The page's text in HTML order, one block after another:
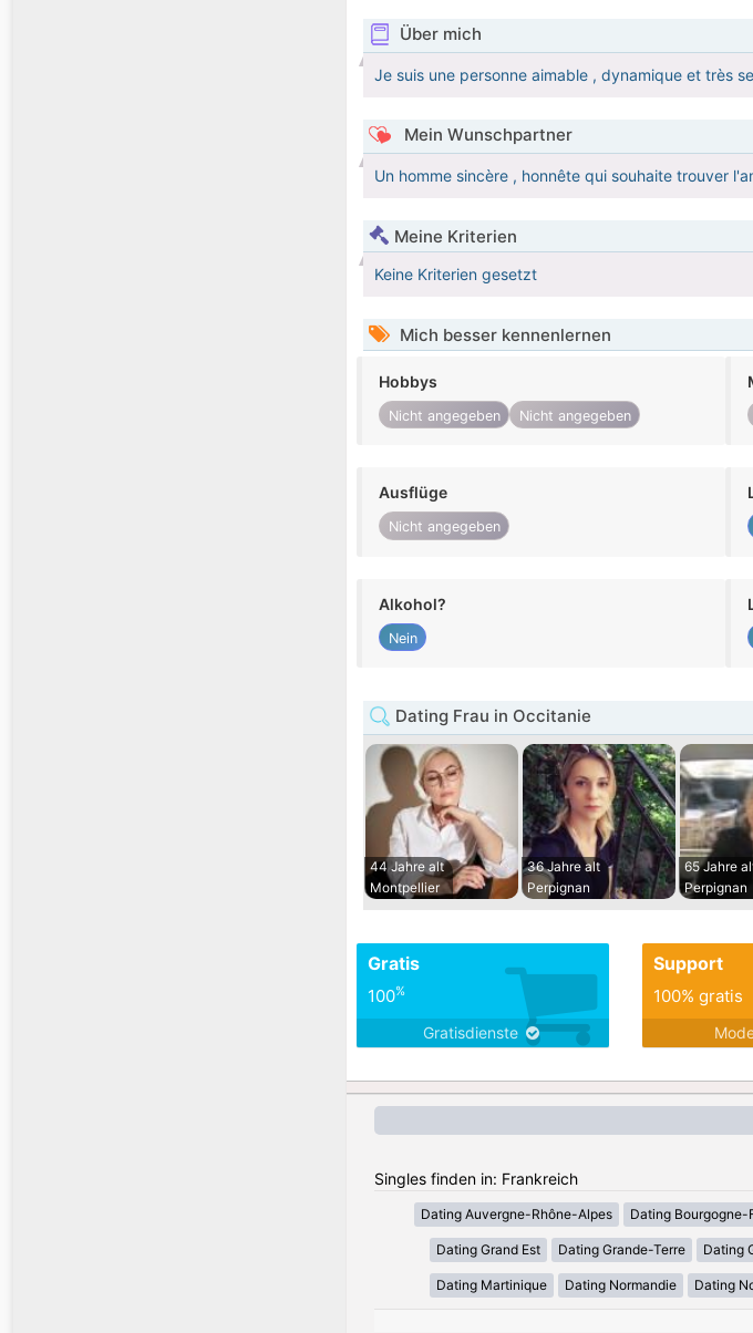
Über mich
Je suis une personne aimable , dynamique et très
Mein Wunschpartner
Un homme sincère , honnête qui souhaite trouver
Meine Kriterien
Keine Kriterien gesetzt
Mich besser kennenlernen
Hobbys
Nicht angegeben Nicht angegeben
Ausflüge
Nicht angegeben
Alkohol?
Nein
Dating Frau in Occitanie
44 Jahre alt
Montpellier
36 Jahre alt
Perpignan
65 Jahre
Perpignan
Gratis
100%
Gratisdienste
Support
100% gratis
Singles finden in: Frankreich
Dating Auvergne-Rhône-Alpes Dating
Dating Grand Est Dating Grande-Terre Dating
Dating Martinique Dating Normandie Dating